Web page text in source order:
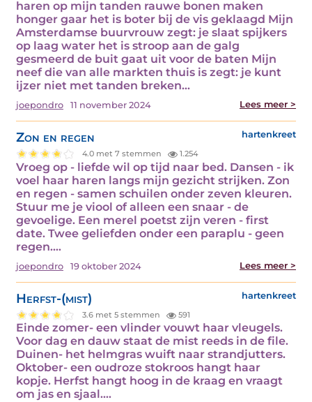
haren op mijn tanden rauwe bonen maken
honger gaar het is boter bij de vis geklaagd Mijn
Amsterdamse buurvrouw zegt: je slaat spijkers
op laag water het is stroop aan de galg
gesmeerd de buit gaat uit voor de baten Mijn
neef die van alle markten thuis is zegt: je kunt
ijzer niet met tanden breken…
joepondro 11 november 2024 Lees meer >
Zon en regen hartenkreet
4.0 met 7 stemmen 1.254
Vroeg op - liefde wil op tijd naar bed. Dansen - ik
voel haar haren langs mijn gezicht strijken. Zon
en regen - samen schuilen onder zeven kleuren.
Stuur me je viool of alleen een snaar - de
gevoelige. Een merel poetst zijn veren - first
date. Twee geliefden onder een paraplu - geen
regen.…
joepondro 19 oktober 2024 Lees meer >
Herfst-(mist) hartenkreet
3.6 met 5 stemmen 591
Einde zomer- een vlinder vouwt haar vleugels.
Voor dag en dauw staat de mist reeds in de file.
Duinen- het helmgras wuift naar strandjutters.
Oktober- een oudroze stokroos hangt haar
kopje. Herfst hangt hoog in de kraag en vraagt
om jas en sjaal.…